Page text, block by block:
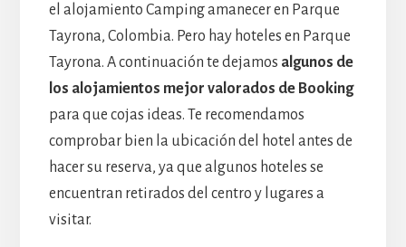
el alojamiento Camping amanecer en Parque
Tayrona, Colombia. Pero hay hoteles en Parque
Tayrona. A continuación te dejamos algunos de
los alojamientos mejor valorados de Booking
para que cojas ideas. Te recomendamos
comprobar bien la ubicación del hotel antes de
hacer su reserva, ya que algunos hoteles se
encuentran retirados del centro y lugares a
visitar.